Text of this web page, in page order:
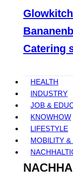
Catering
HEALTH
INDUSTRY
JOB &
KNOWHOW
LIFESTYLE
MOBILITY